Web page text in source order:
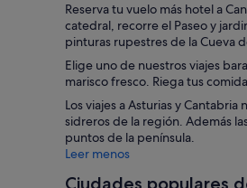
Reserva tu vuelo más hotel a
catedral, recorre el Paseo y
pinturas rupestres de la Cueva
Elige uno de nuestros viajes
marisco fresco. Riega tus
Los viajes a Asturias y
sidreros de la región. Además
puntos de la península.
Leer menos
Ciudades populares